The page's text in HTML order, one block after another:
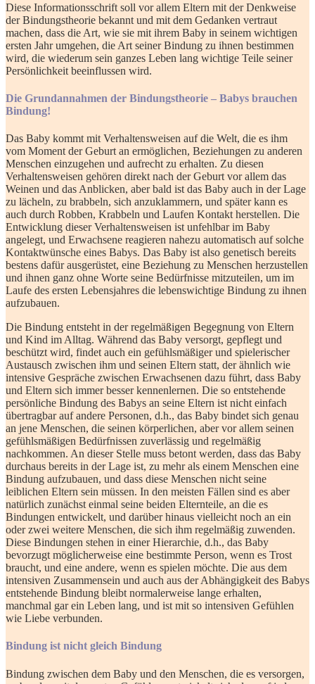
Diese Informationsschrift soll vor allem Eltern mit der Denkweise
der Bindungstheorie bekannt und mit dem Gedanken vertraut
machen, dass die Art, wie sie mit ihrem Baby in seinem wichtigen
ersten Jahr umgehen, die Art seiner Bindung zu ihnen bestimmen
wird, die wiederum sein ganzes Leben lang wichtige Teile seiner
Persönlichkeit beeinflussen wird.
Die Grundannahmen der Bindungstheorie – Babys brauchen
Bindung!
Das Baby kommt mit Verhaltensweisen auf die Welt, die es ihm
vom Moment der Geburt an ermöglichen, Beziehungen zu anderen
Menschen einzugehen und aufrecht zu erhalten. Zu diesen
Verhaltensweisen gehören direkt nach der Geburt vor allem das
Weinen und das Anblicken, aber bald ist das Baby auch in der Lage
zu lächeln, zu brabbeln, sich anzuklammern, und später kann es
auch durch Robben, Krabbeln und Laufen Kontakt herstellen. Die
Entwicklung dieser Verhaltensweisen ist unfehlbar im Baby
angelegt, und Erwachsene reagieren nahezu automatisch auf solche
Kontaktwünsche eines Babys. Das Baby ist also genetisch bereits
bestens dafür ausgerüstet, eine Beziehung zu Menschen herzustellen
und ihnen ganz ohne Worte seine Bedürfnisse mitzuteilen, um im
Laufe des ersten Lebensjahres die lebenswichtige Bindung zu ihnen
aufzubauen.
Die Bindung entsteht in der regelmäßigen Begegnung von Eltern
und Kind im Alltag. Während das Baby versorgt, gepflegt und
beschützt wird, findet auch ein gefühlsmäßiger und spielerischer
Austausch zwischen ihm und seinen Eltern statt, der ähnlich wie
intensive Gespräche zwischen Erwachsenen dazu führt, dass Baby
und Eltern sich immer besser kennenlernen. Die so entstehende
persönliche Bindung des Babys an seine Eltern ist nicht einfach
übertragbar auf andere Personen, d.h., das Baby bindet sich genau
an jene Menschen, die seinen körperlichen, aber vor allem seinen
gefühlsmäßigen Bedürfnissen zuverlässig und regelmäßig
nachkommen. An dieser Stelle muss betont werden, dass das Baby
durchaus bereits in der Lage ist, zu mehr als einem Menschen eine
Bindung aufzubauen, und dass diese Menschen nicht seine
leiblichen Eltern sein müssen. In den meisten Fällen sind es aber
natürlich zunächst einmal seine beiden Elternteile, an die es
Bindungen entwickelt, und darüber hinaus vielleicht noch an ein
oder zwei weitere Menschen, die sich ihm regelmäßig zuwenden.
Diese Bindungen stehen in einer Hierarchie, d.h., das Baby
bevorzugt möglicherweise eine bestimmte Person, wenn es Trost
braucht, und eine andere, wenn es spielen möchte. Die aus dem
intensiven Zusammensein und auch aus der Abhängigkeit des Babys
entstehende Bindung bleibt normalerweise lange erhalten,
manchmal gar ein Leben lang, und ist mit so intensiven Gefühlen
wie Liebe verbunden.
Bindung ist nicht gleich Bindung
Bindung zwischen dem Baby und den Menschen, die es versorgen,